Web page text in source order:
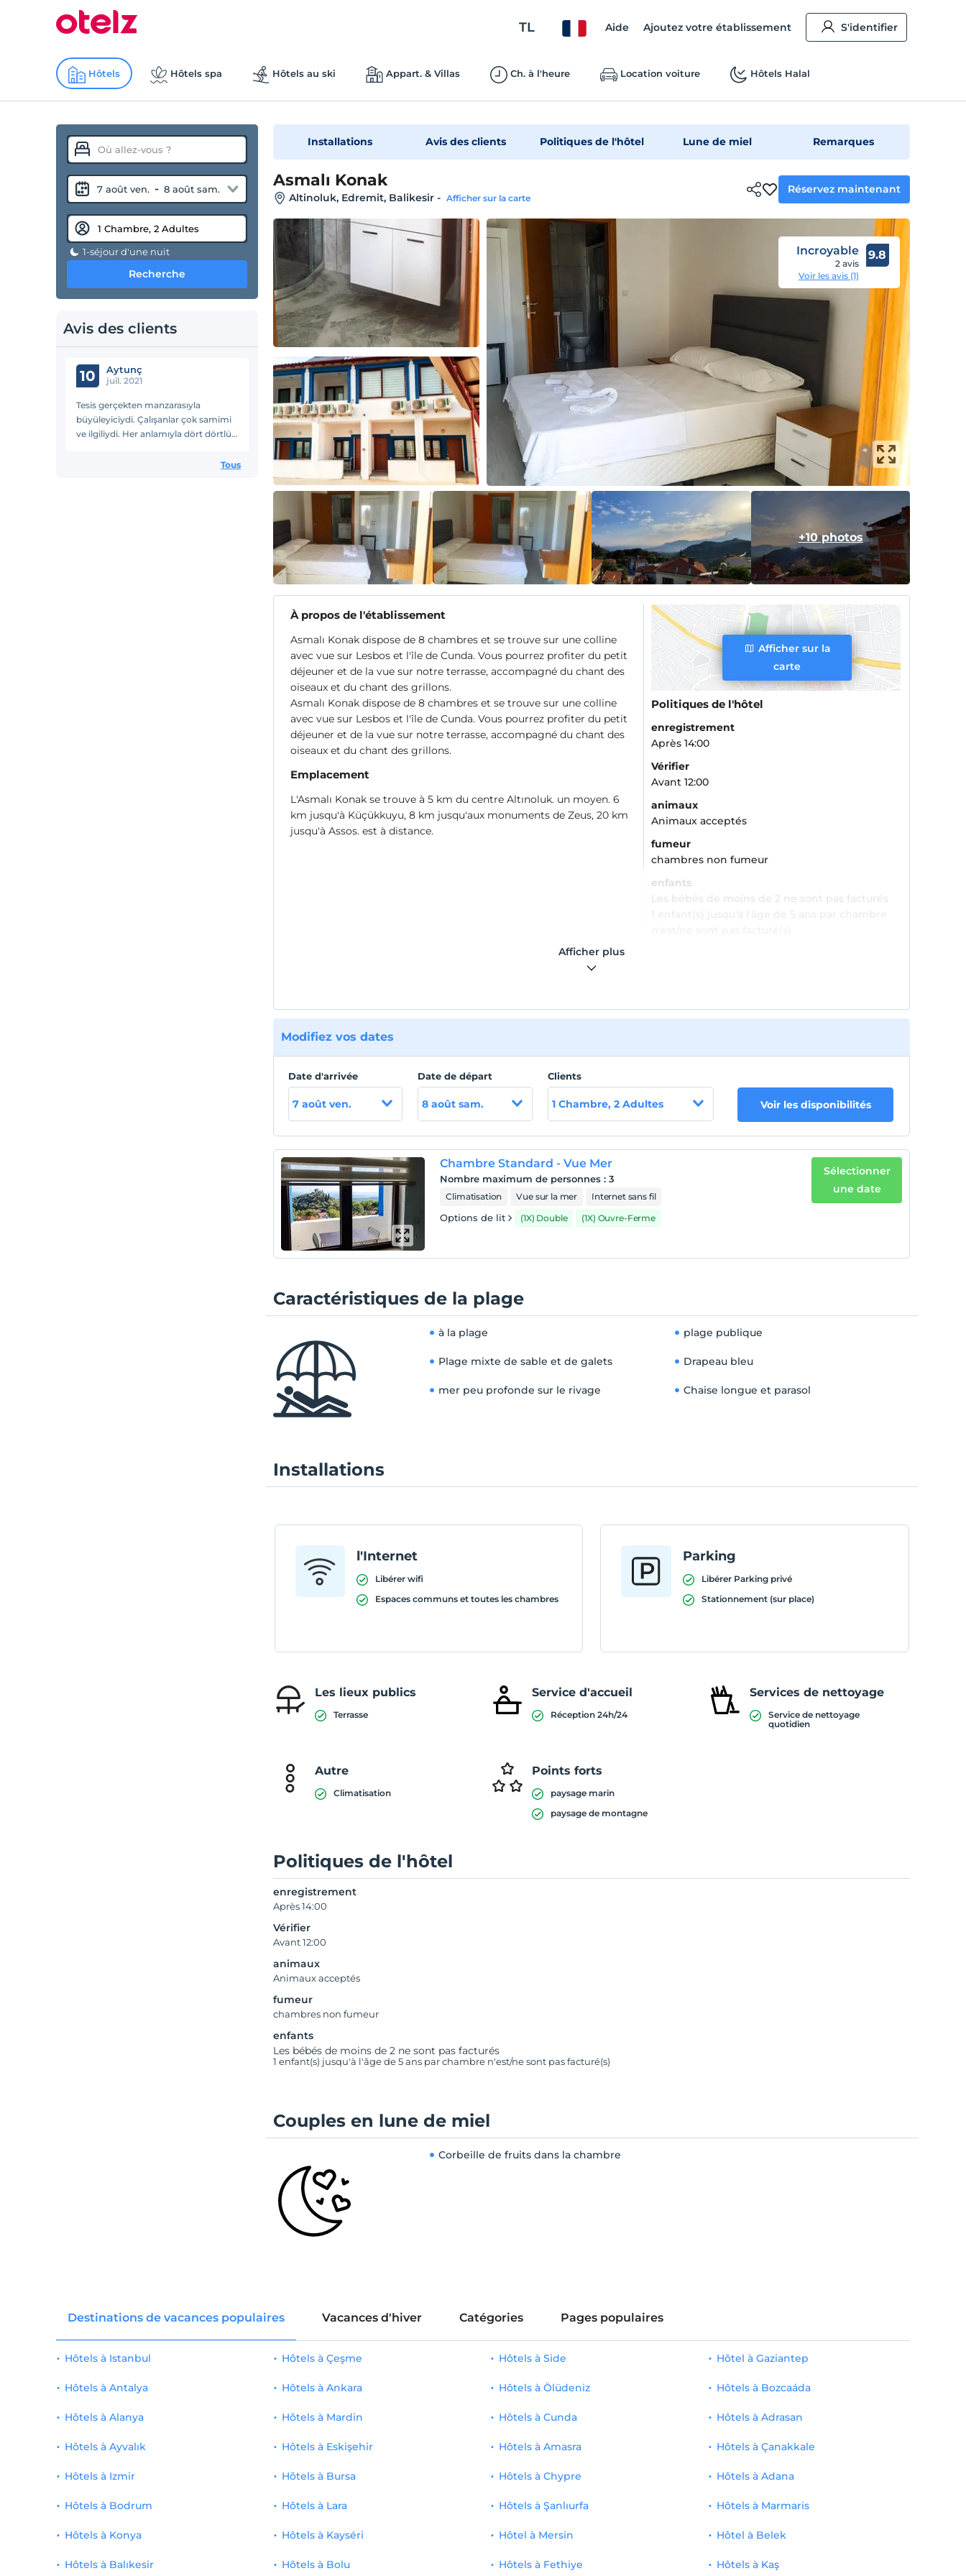
TL Aide Ajoutez votre établissement S'identifier
Hôtels Hôtels spa Hôtels au ski Appart. & Villas Ch. à l'heure Location voiture Hôtels Halal
7 août ven. - 8 août sam.
1-séjour d'une nuit
Recherche
Avis des clients
10 Aytunç
juil. 2021
Tesis gerçekten manzarasıyla
büyüleyiciydi. Çalışanlar çok samimi
ve ilgiliydi. Her anlamıyla dört dörtlük
fazla öne çıkması gereken bir yer. Mis
Tous
Installations Avis des clients Politiques de l'hôtel Lune de miel Remarques
Asmalı Konak
Altinoluk, Edremit, Balikesir- Afficher sur la carte
Réservez maintenant
Incroyable
2 avis
Voir les avis (1)
9.8
+10 photos
À propos de l'établissement
Asmalı Konak dispose de 8 chambres et se trouve sur une colline
avec vue sur Lesbos et l'île de Cunda. Vous pourrez profiter du petit
déjeuner et de la vue sur notre terrasse, accompagné du chant des
oiseaux et du chant des grillons.
Asmalı Konak dispose de 8 chambres et se trouve sur une colline
avec vue sur Lesbos et l'île de Cunda. Vous pourrez profiter du petit
déjeuner et de la vue sur notre terrasse, accompagné du chant des
oiseaux et du chant des grillons.
Emplacement
L'Asmalı Konak se trouve à 5 km du centre Altınoluk. un moyen. 6
km jusqu'à Küçükkuyu, 8 km jusqu'aux monuments de Zeus, 20 km
jusqu'à Assos. est à distance.
Afficher sur la
carte
Politiques de l'hôtel
enregistrement
Après 14:00
Vérifier
Avant 12:00
animaux
Animaux acceptés
fumeur
chambres non fumeur
enfants
Les bébés de moins de 2 ne sont pas facturés
Afficher plus
Modifiez vos dates
Date d'arrivée
7 août ven.
Date de départ
8 août sam.
Clients
1 Chambre, 2 Adultes Voir les disponibilités
Chambre Standard - Vue Mer
Nombre maximum de personnes :3
Climatisation Vue sur la mer Internet sans fil
Options de lit (1X) Double (1X) Ouvre-Ferme
Sélectionner
une date
Caractéristiques de la plage
à la plage plage publique
Plage mixte de sable et de galets Drapeau bleu
mer peu profonde sur le rivage Chaise longue et parasol
Installations
l'Internet
Libérer wifi
Espaces communs et toutes les chambres
Parking
Libérer Parking privé
Stationnement (sur place)
Les lieux publics
Terrasse
Service d'accueil
Réception 24h/24
Services de nettoyage
Service de nettoyage
quotidien
Autre
Climatisation
Points forts
paysage marin
paysage de montagne
Politiques de l'hôtel
enregistrement
Après 14:00
Vérifier
Avant 12:00
animaux
Animaux acceptés
fumeur
chambres non fumeur
enfants
Les bébés de moins de 2 ne sont pas facturés
1 enfant(s) jusqu'à l'âge de 5 ans par chambre n'est/ne sont pas facturé(s)
Couples en lune de miel
Corbeille de fruits dans la chambre
Destinations de vacances populaires Vacances d'hiver Catégories Pages populaires
Hôtels à Istanbul
Hôtels à Antalya
Hôtels à Alanya
Hôtels à Ayvalık
Hôtels à Izmir
Hôtels à Çeşme
Hôtels à Ankara
Hôtels à Mardin
Hôtels à Eskişehir
Hôtels à Bursa
Hôtels à Side
Hôtels à Ölüdeniz
Hôtels à Cunda
Hôtels à Amasra
Hôtels à Chypre
Hôtel à Gaziantep
Hôtels à Bozcaáda
Hôtels à Adrasan
Hôtels à Çanakkale
Hôtels à Adana
Hôtels à Bodrum
Hôtels à Konya
Hôtels à Balıkesir
Hôtels à Lara
Hôtels à Kayséri
Hôtels à Bolu
Hôtels à Şanlıurfa
Hôtel à Mersin
Hôtels à Fethiye
Hôtels à Marmaris
Hôtel à Belek
Hôtels à Kaş